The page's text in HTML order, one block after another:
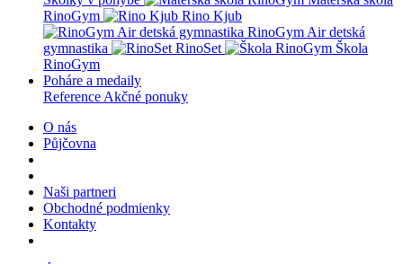
RinoGym
Rino Kjub
RinoGym Air detská
gymnastika
RinoSet
Škola
RinoGym
Poháre a medaily
Reference Akčné ponuky
O nás
Půjčovna
Naši partneri
Obchodné podmienky
Kontakty